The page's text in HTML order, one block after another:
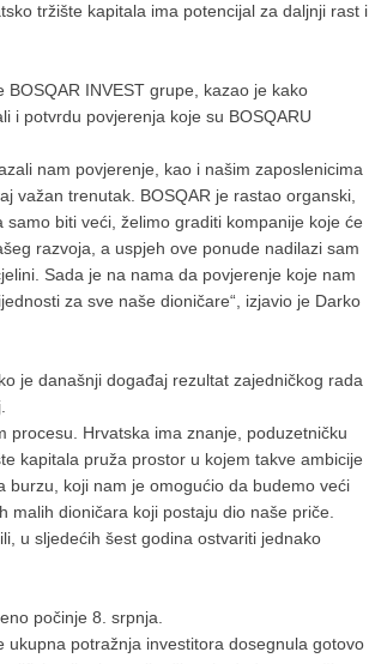
tržište kapitala ima potencijal za daljnji rast i
INVEST grupe, kazao je kako
i potvrdu povjerenja koje su BOSQARU
nam povjerenje, kao i našim zaposlenicima
važan trenutak. BOSQAR je rastao organski,
biti veći, želimo graditi kompanije koje će
razvoja, a uspjeh ove ponude nadilazi sam
Sada je na nama da povjerenje koje nam
za sve naše dioničare“, izjavio je Darko
je današnji događaj rezultat zajedničkog rada
procesu. Hrvatska ima znanje, poduzetničku
kapitala pruža prostor u kojem takve ambicije
burzu, koji nam je omogućio da budemo veći
dioničara koji postaju dio naše priče.
u sljedećih šest godina ostvariti jednako
počinje 8. srpnja.
ukupna potražnja investitora dosegnula gotovo